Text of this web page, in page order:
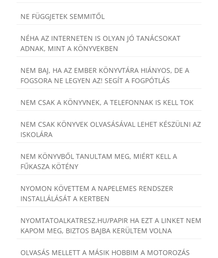
NE FÜGGJETEK SEMMITŐL
NÉHA AZ INTERNETEN IS OLYAN JÓ TANÁCSOKAT
ADNAK, MINT A KÖNYVEKBEN
NEM BAJ, HA AZ EMBER KÖNYVTÁRA HIÁNYOS, DE A
FOGSORA NE LEGYEN AZ! SEGÍT A FOGPÓTLÁS
NEM CSAK A KÖNYVNEK, A TELEFONNAK IS KELL TOK
NEM CSAK KÖNYVEK OLVASÁSÁVAL LEHET KÉSZÜLNI AZ
ISKOLÁRA
NEM KÖNYVBŐL TANULTAM MEG, MIÉRT KELL A
FŰKASZA KÖTÉNY
NYOMON KÖVETTEM A NAPELEMES RENDSZER
INSTALLÁLÁSÁT A KERTBEN
NYOMTATOALKATRESZ.HU/PAPIR HA EZT A LINKET NEM
KAPOM MEG, BIZTOS BAJBA KERÜLTEM VOLNA
OLVASÁS MELLETT A MÁSIK HOBBIM A MOTOROZÁS